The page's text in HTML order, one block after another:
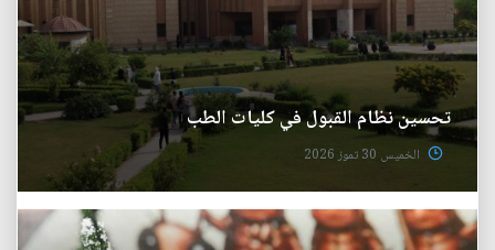
تحسين نظام القبول في كليات الطب
الخميس 30 تموز 2026